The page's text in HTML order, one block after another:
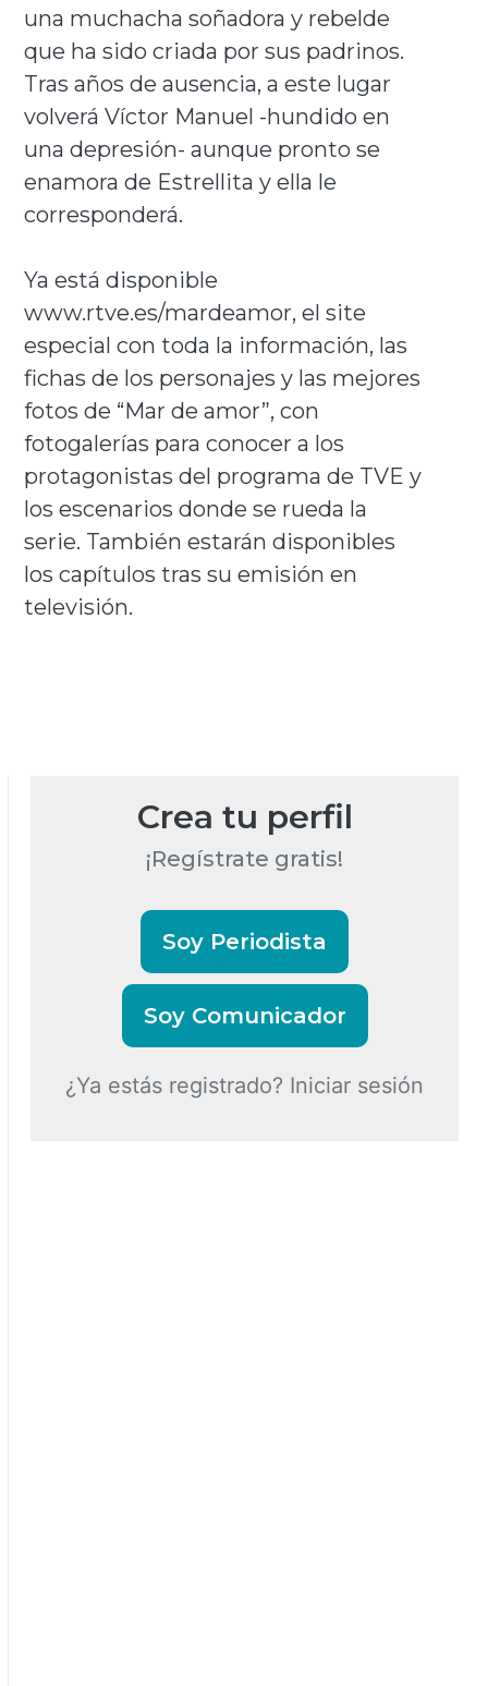
una muchacha soñadora y rebelde
que ha sido criada por sus padrinos.
Tras años de ausencia, a este lugar
volverá Víctor Manuel -hundido en
una depresión- aunque pronto se
enamora de Estrellita y ella le
corresponderá.
Ya está disponible
www.rtve.es/mardeamor, el site
especial con toda la información, las
fichas de los personajes y las mejores
fotos de “Mar de amor”, con
fotogalerías para conocer a los
protagonistas del programa de TVE y
los escenarios donde se rueda la
serie. También estarán disponibles
los capítulos tras su emisión en
televisión.
Crea tu perfil
¡Regístrate gratis!
Soy Periodista
Soy Comunicador
¿Ya estás registrado? Iniciar sesión